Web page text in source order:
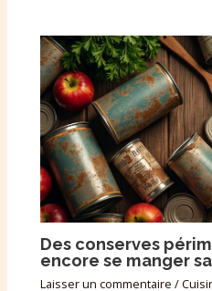
Des conserves
encore se manger
Laisser un commentaire /